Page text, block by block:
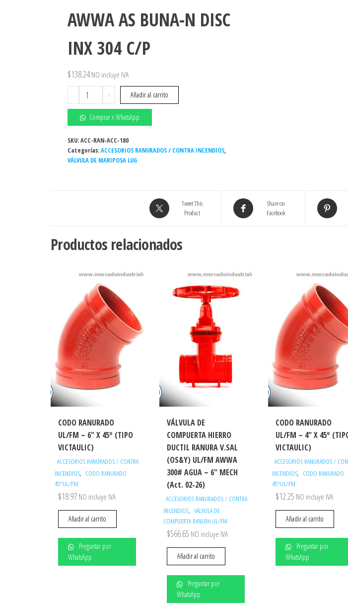
AWWA AS BUNA-N DISC
INX 304 C/P
$138.24 NO incluye IVA
-
VÁLVULA
DE
MARIPOSA
LUG
H.DUCT
5"
250#
304
cantidad
+ Añadir al carrito
Comprar x WhatsApp
SKU:ACC-RAN-ACC-180
Categorías:ACCESORIOS RANURADOS / CONTRA INCENDIOS,
VÁLVULA DE MARIPOSA LUG
Tweet This
Product
Share on
Facebook
Productos relacionados
CODO RANURADO
UL/FM – 6″ X 45° (TIPO
VICTAULIC)
ACCESORIOS RANURADOS / CONTRA
INCENDIOS, CODO RANURADO
45°UL/FM
$18.97 NO incluye IVA
Añadir al carrito
Preguntar por
WhatsApp
VÁLVULA DE
COMPUERTA HIERRO
DUCTIL RANURA V.SAL
(OS&Y) UL/FM AWWA
300# AGUA – 6″ MECH
(Act. 02-26)
ACCESORIOS RANURADOS / CONTRA
INCENDIOS, VÁLVULA DE
COMPUERTA RANURA UL/FM
$566.65 NO incluye IVA
Añadir al carrito
Preguntar por
WhatsApp
CODO RANURADO
UL/FM – 4″ X 45°
VICTAULIC)
ACCESORIOS RANURADOS /
INCENDIOS, CODO RANURADO
45°UL/FM
$12.25 NO incluye IVA
Añadir al carrito
Preguntar por
WhatsApp